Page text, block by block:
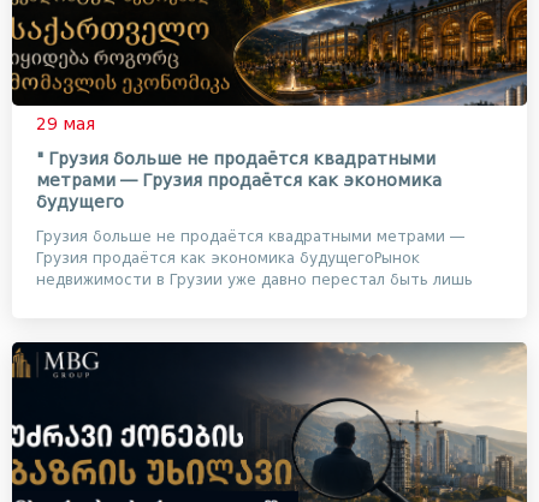
29 мая
" Грузия больше не продаётся квадратными
метрами — Грузия продаётся как экономика
будущего
Грузия больше не продаётся квадратными метрами —
Грузия продаётся как экономика будущегоРынок
недвижимости в Грузии уже давно перестал быть лишь